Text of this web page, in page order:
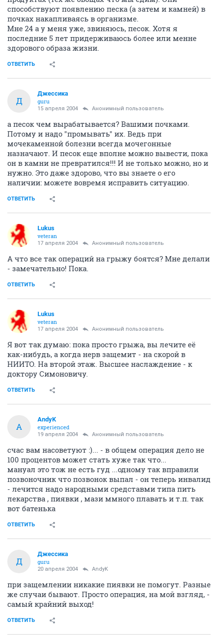
способствуют появлению песка (а затем и камней) в
почках накапливаясь в организме.
Мне 24 а у меня уже, звиняюсь, песок. Хотя я
последние 5 лет придерживаюсь более или менне
здорового образа жизни.
ОТВЕТИТЬ
Д
Джессика
guru
15 апреля 2004 Анонимный пользователь
а песок чем вырабатывается? Вашими почками.
Потому и надо "промывать" их. Ведь при
мочекаменной болезни всегда мочегонные
назначают. И песок еще вполне можно вывести, пока
он в камни не превратился!!! И не только можно, но и
нужно. Это даже здорово, что вы знаете о его
наличии: можете вовремя исправить ситуацию.
ОТВЕТИТЬ
Lukus
veteran
17 апреля 2004 Анонимный пользователь
А что все так операций на грыжу боятся? Мне делали
- замечательно! Пока.
ОТВЕТИТЬ
Lukus
veteran
17 апреля 2004 Анонимный пользователь
Я вот так думаю: пока просто грыжа, вы лечите её
как-нибудь, а когда нерв защемит - на скорой в
НИИТО. На второй этаж. Высшее наслаждение - к
доктору Симоновичу.
ОТВЕТИТЬ
A
AndyK
experienced
19 апреля 2004 Анонимный пользователь
счас вам насоветуют :)... - в общем операция дело не
100 процентов может стать хуже так что...
мануал это тож не есть гуд ...одному так вправили
позвоночник что позвонок выпал - он теперь инвалид
- лечится надо народными средставми типа пить
лекарства , пиявки , мази ммного плавать и т.п. так
вот батенька
ОТВЕТИТЬ
Д
Джессика
guru
20 апреля 2004 AndyK
при защемлении никакие пиявки не помогут. Разные
же случаи бывают. Просто операция, на мой взгляд, -
самый крайний выход!
ОТВЕТИТЬ